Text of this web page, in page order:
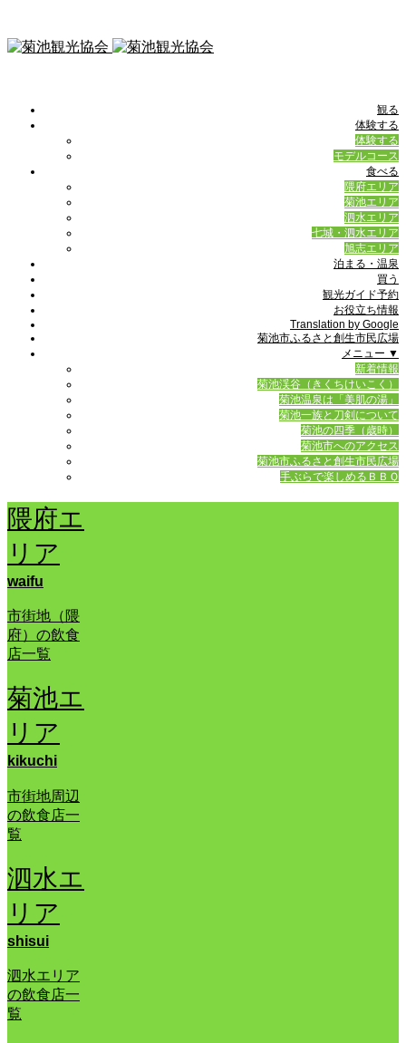
観る
体験する
体験する
モデルコース
食べる
隈府エリア
菊池エリア
泗水エリア
七城・泗水エリア
旭志エリア
泊まる・温泉
買う
観光ガイド予約
お役立ち情報
Translation by Google
菊池市ふるさと創生市民広場
メニュー ▼
新着情報
菊池渓谷（きくちけいこく）
菊池温泉は「美肌の湯」
菊池一族と刀剣について
菊池の四季（歳時）
菊池市へのアクセス
菊池市ふるさと創生市民広場
手ぶらで楽しめるＢＢＱ
隈府エ
リア
waifu
市街地（隈
府）の飲食
店一覧
菊池エ
リア
kikuchi
市街地周辺
の飲食店一
覧
泗水エ
リア
shisui
泗水エリア
の飲食店一
覧